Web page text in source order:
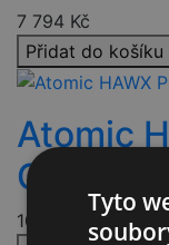
7 794 Kč
Přidat do košíku
Atomic
GW red/
10 213
Tyto